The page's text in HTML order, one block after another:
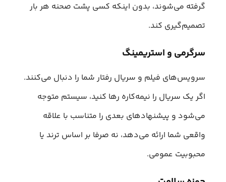
گرفته می‌شوند، بدون اینکه کسی پشت صحنه هر بار
تصمیم‌گیری کند.
سرگرمی و استریمینگ
سرویس‌های فیلم و سریال رفتار شما را دنبال می‌کنند.
اگر یک سریال را نیمه‌کاره رها کنید، سیستم متوجه
می‌شود و پیشنهادهای بعدی را متناسب با علاقه
واقعی شما ارائه می‌دهد، نه صرفا بر اساس ترند یا
محبوبیت عمومی.